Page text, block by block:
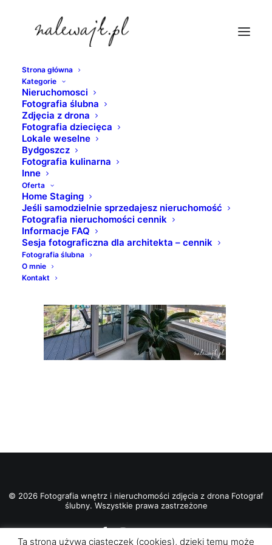
Strona główna
Kategorie
Nieruchomosci
Fotografia ślubna
Zdjęcia z drona
Fotografia dziecięca
Lokale weselne
Bydgoszcz
Fotografia kulinarna
Inne
Oferta
Home Staging
Jeśli samodzielnie sprzedajesz nieruchomość
Fotografia nieruchomości cennik
Informacje FAQ
Sesja fotograficzna dla architekta – cennik
Fotografia ślubna
O mnie
Kontakt
river-tower-apartamenty
Strona Główna
Mieszkanie do wynajęcia | River Tower Bydgoszcz | Sesja
fotograficzna mieszkania
© 2026 Fotografia wnętrz i nieruchomości zdjęcia z drona Fotograf
ślubny. Wszystkie prawa zastrzeżone
Ta strona używa ciasteczek (cookies), dzięki temu może